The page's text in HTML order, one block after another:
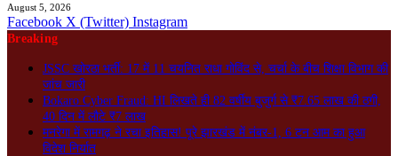
August 5, 2026
Facebook X (Twitter) Instagram
Breaking
JSSC खोरठा भर्ती: 17 में 11 चयनित राधा गोविंद से, चर्चा के बीच शिक्षा विभाग की
जांच जारी
Bokaro Cyber Fraud: HI लिखते ही 82 वर्षीय बुजुर्ग से ₹7.65 लाख की ठगी,
40 दिन में लौटे ₹7 लाख
मनरेगा में रामगढ़ ने रचा इतिहास! पूरे झारखंड में नंबर-1, 6 टन आम का हुआ
विदेश निर्यात